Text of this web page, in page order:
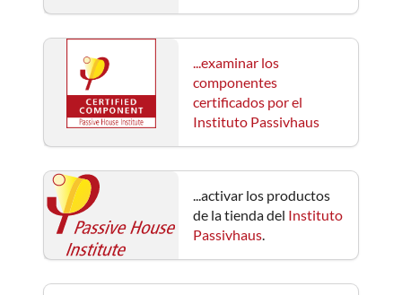
...examinar los
componentes
certificados por el
Instituto Passivhaus
...activar los productos
de la tienda del Instituto
Passivhaus.